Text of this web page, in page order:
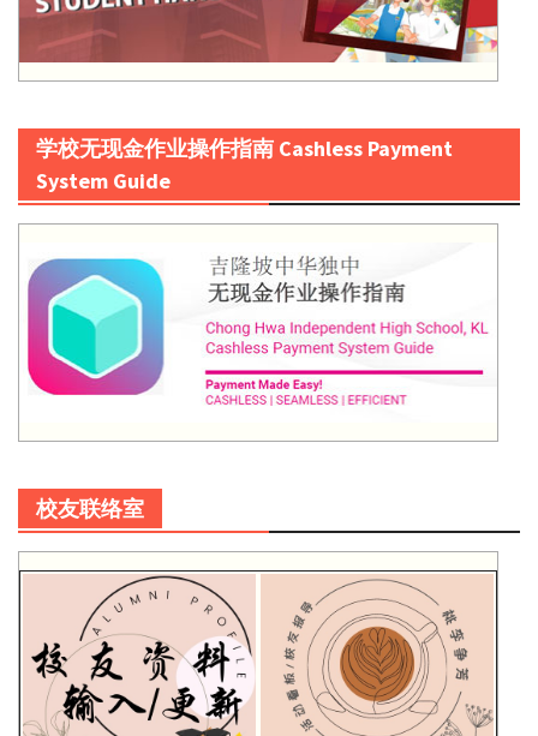
学校无现金作业操作指南 Cashless Payment
System Guide
校友联络室